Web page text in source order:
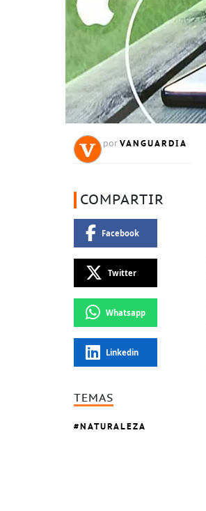
por VANGUARDIA
COMPARTIR
Facebook
Twitter
Whatsapp
Linkedin
TEMAS
NATURALEZA